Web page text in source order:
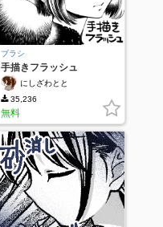
ブラシ
手描きフラッシュ
にしざわとと
35,236
無料